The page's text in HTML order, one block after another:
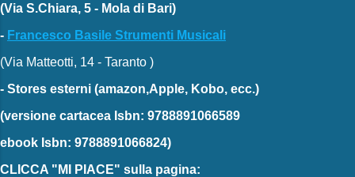
(Via S.Chiara, 5 - Mola di Bari)
- Francesco Basile Strumenti Musicali
(Via Matteotti, 14 - Taranto )
- Stores esterni (amazon,Apple, Kobo, ecc.)
(versione cartacea Isbn: 9788891066589
ebook Isbn: 9788891066824)
CLICCA "MI PIACE" sulla pagina: